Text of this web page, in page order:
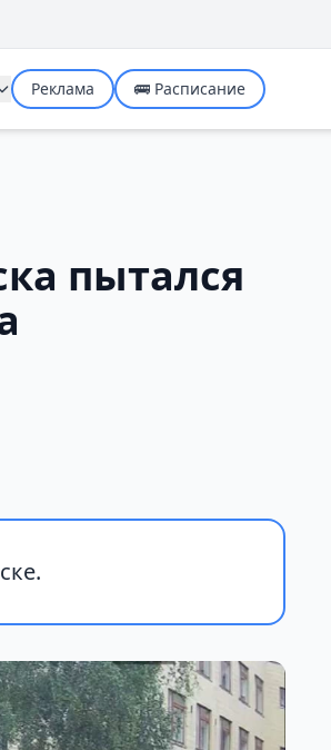
Реклама 🚌 Расписание
пытался